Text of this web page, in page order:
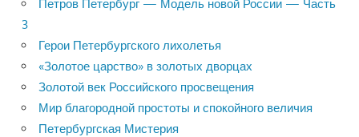
Петров Петербург — Модель новой России — Часть
3
Герои Петербургского лихолетья
«Золотое царство» в золотых дворцах
Золотой век Российского просвещения
Мир благородной простоты и спокойного величия
Петербургская Мистерия